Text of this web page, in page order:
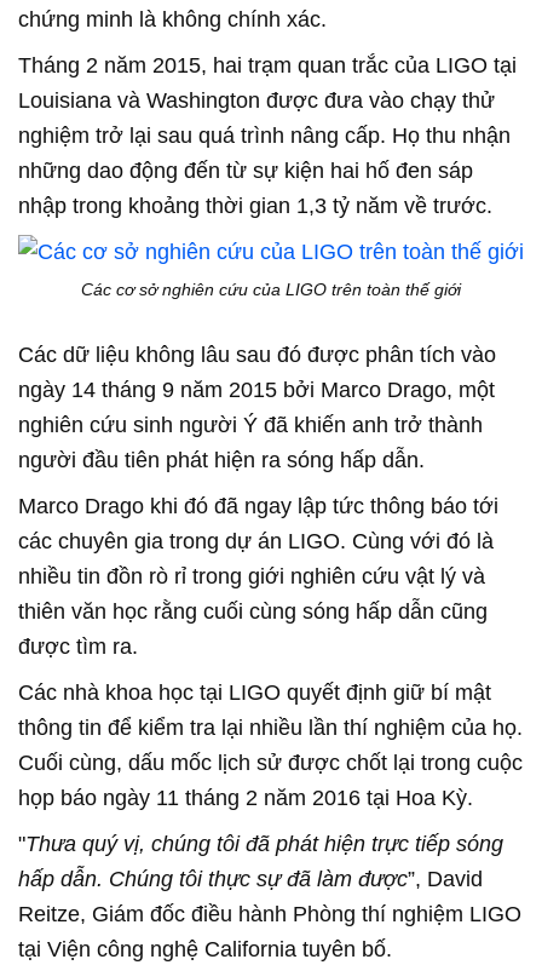
chứng minh là không chính xác.
Tháng 2 năm 2015, hai trạm quan trắc của LIGO tại
Louisiana và Washington được đưa vào chạy thử
nghiệm trở lại sau quá trình nâng cấp. Họ thu nhận
những dao động đến từ sự kiện hai hố đen sáp
nhập trong khoảng thời gian 1,3 tỷ năm về trước.
Các cơ sở nghiên cứu của LIGO trên toàn thế giới
Các dữ liệu không lâu sau đó được phân tích vào
ngày 14 tháng 9 năm 2015 bởi Marco Drago, một
nghiên cứu sinh người Ý đã khiến anh trở thành
người đầu tiên phát hiện ra sóng hấp dẫn.
Marco Drago khi đó đã ngay lập tức thông báo tới
các chuyên gia trong dự án LIGO. Cùng với đó là
nhiều tin đồn rò rỉ trong giới nghiên cứu vật lý và
thiên văn học rằng cuối cùng sóng hấp dẫn cũng
được tìm ra.
Các nhà khoa học tại LIGO quyết định giữ bí mật
thông tin để kiểm tra lại nhiều lần thí nghiệm của họ.
Cuối cùng, dấu mốc lịch sử được chốt lại trong cuộc
họp báo ngày 11 tháng 2 năm 2016 tại Hoa Kỳ.
"Thưa quý vị, chúng tôi đã phát hiện trực tiếp sóng
hấp dẫn. Chúng tôi thực sự đã làm được”, David
Reitze, Giám đốc điều hành Phòng thí nghiệm LIGO
tại Viện công nghệ California tuyên bố.